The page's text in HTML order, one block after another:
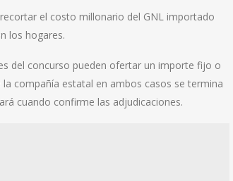
el costo millonario del GNL importado
los hogares.
del concurso pueden ofertar un importe fijo o
compañía estatal en ambos casos se termina
cuando confirme las adjudicaciones.